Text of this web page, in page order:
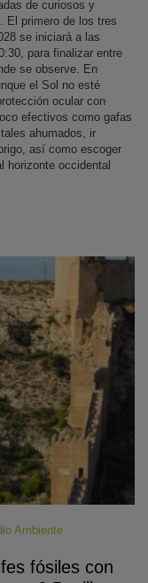
de curiosos y
El primero de los tres
se iniciará a las
para finalizar entre
se observe. En
el Sol no esté
ocular con
efectivos como gafas
ahumados, ir
así como escoger
horizonte occidental
Ambiente
fósiles con